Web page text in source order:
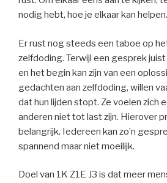
nodig hebt, hoe je elkaar kan helpen.
Er rust nog steeds een taboe op
zelfdoding. Terwijl een gesprek
en het begin kan zijn van een
gedachten aan zelfdoding, willen
dat hun lijden stopt. Ze voelen zich
anderen niet tot last zijn. Hierover
belangrijk. Iedereen kan zo’n
spannend maar niet moeilijk.
Doel van 1K Z1E J3 is dat meer